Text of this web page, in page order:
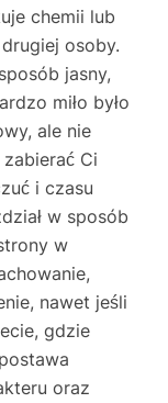
chemii lub
osoby.
jasny,
miło było
ale nie
Ci
i czasu
w sposób
w
nawet jeśli
gdzie
oraz